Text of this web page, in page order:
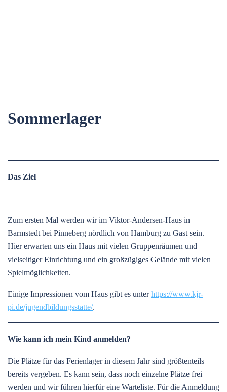
Sommerlager
Das Ziel
Zum ersten Mal werden wir im Viktor-Andersen-Haus in
Barmstedt bei Pinneberg nördlich von Hamburg zu Gast sein.
Hier erwarten uns ein Haus mit vielen Gruppenräumen und
vielseitiger Einrichtung und ein großzügiges Gelände mit vielen
Spielmöglichkeiten.
Einige Impressionen vom Haus gibt es unterhttps://www.kjr-
pi.de/jugendbildungsstatte/.
Wie kann ich mein Kind anmelden?
Die Plätze für das Ferienlager in diesem Jahr sind größtenteils
bereits vergeben. Es kann sein, dass noch einzelne Plätze frei
werden und wir führen hierfür eine Warteliste. Für die Anmeldung